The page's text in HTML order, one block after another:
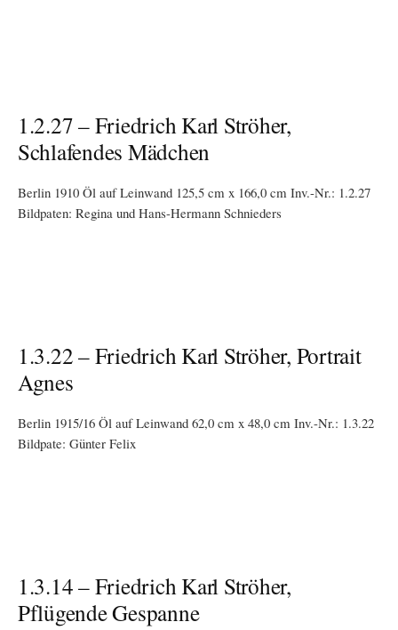
1.2.27 – Friedrich Karl Ströher,
Schlafendes Mädchen
Berlin 1910 Öl auf Leinwand 125,5 cm x 166,0 cm Inv.-Nr.: 1.2.27
Bildpaten: Regina und Hans-Hermann Schnieders
1.3.22 – Friedrich Karl Ströher, Portrait
Agnes
Berlin 1915/16 Öl auf Leinwand 62,0 cm x 48,0 cm Inv.-Nr.: 1.3.22
Bildpate: Günter Felix
1.3.14 – Friedrich Karl Ströher,
Pflügende Gespanne